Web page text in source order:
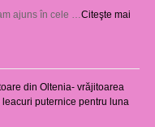
ajuns în cele …Citeşte mai
din Oltenia- vrăjitoarea
puternice pentru luna